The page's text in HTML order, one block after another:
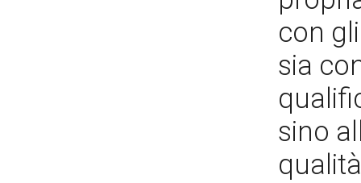
con
sia
sino